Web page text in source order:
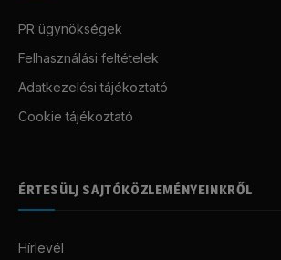
PR ügynökségek
Felhasználási feltételek
Adatkezelési tájékoztató
Cookie tájékoztató
ÉRTESÜLJ SAJTÓKÖZLEMÉNYEINKRŐL
Hírlevél